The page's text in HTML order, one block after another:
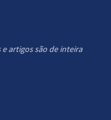
artigos são de inteira